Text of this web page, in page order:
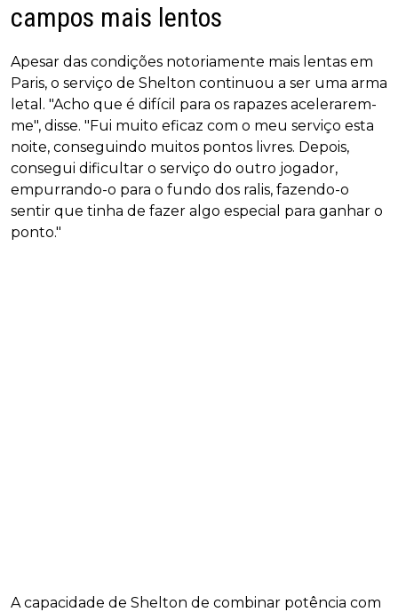
campos mais lentos
Apesar das condições notoriamente mais lentas em
Paris, o serviço de Shelton continuou a ser uma arma
letal. "Acho que é difícil para os rapazes acelerarem-
me", disse. "Fui muito eficaz com o meu serviço esta
noite, conseguindo muitos pontos livres. Depois,
consegui dificultar o serviço do outro jogador,
empurrando-o para o fundo dos ralis, fazendo-o
sentir que tinha de fazer algo especial para ganhar o
ponto."
A capacidade de Shelton de combinar potência com